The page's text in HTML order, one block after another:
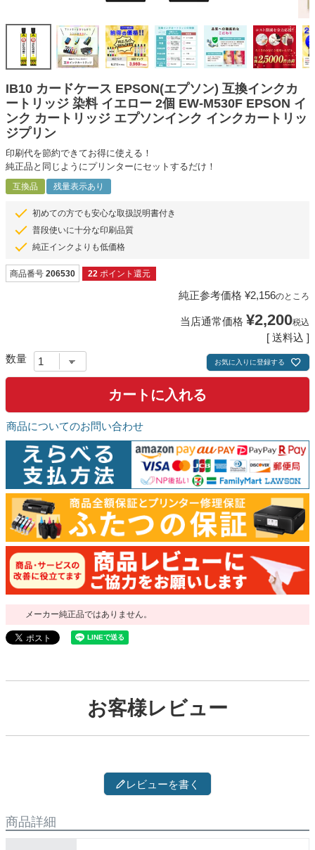
ご利用ガイド
よくある質問
お問い合わせ
会員専用商品
説明書ダウンロード
IB10 カードケース EPSON(エプソン) 互換インクカ
ートリッジ 染料 イエロー 2個 EW-M530F EPSON イ
ンク カートリッジ エプソンインク インクカートリッ
ジプリン
印刷代を節約できてお得に使える！
純正品と同じようにプリンターにセットするだけ！
互換品 残量表示あり
初めての方でも安心な取扱説明書付き
普段使いに十分な印刷品質
純正インクよりも低価格
商品番号 206530 22 ポイント還元
純正参考価格 ¥2,156のところ
当店通常価格 ¥2,200税込
送料込
お気に入りに登録する
カートに入れる
商品についてのお問い合わせ
メーカー純正品ではありません。
お客様レビュー
レビューを書く
商品詳細